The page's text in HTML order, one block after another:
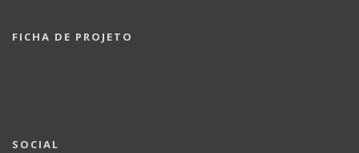
FICHA DE PROJETO
SOCIAL